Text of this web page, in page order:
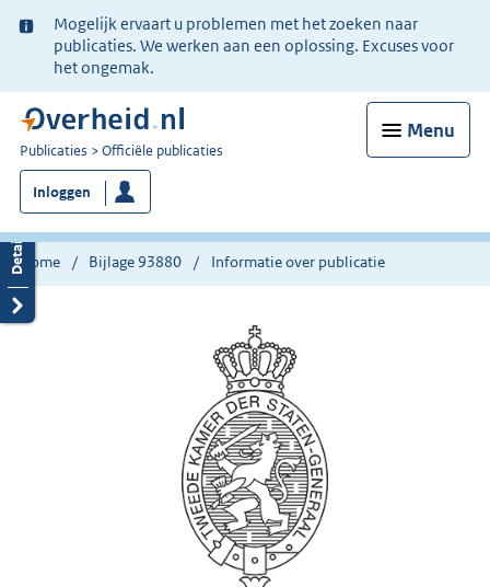
Ter
informatie:
Mogelijk ervaart u problemen met het zoeken naar
publicaties. We werken aan een oplossing. Excuses voor
het ongemak.
Menu
U
bent
nu
hier:
Publicaties Officiële publicaties
Inloggen
Home Bijlage 93880 Informatie over publicatie